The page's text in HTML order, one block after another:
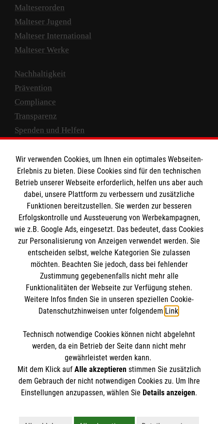
Malteserorden
Malteser Jugend
Malteser International
Malteser Werke
Nachhaltigkeit
Prävention
Compliance
Transparenz
Spenden und Helfen
Empfänger: Malteser Hilfsdienst e.V.
IBAN: DE10 3706 0120 1201 2000 12
BIC: GENODED 1PA7
Newsletter abonnieren
Cookies verwalten|AGB|Impressum|Datenschutz
Barrierefreiheit |Kontakt| Sharepoint|Mediathek
Wir verwenden Cookies, um Ihnen ein optimales Webseiten-
Erlebnis zu bieten. Diese Cookies sind für den technischen
Betrieb unserer Webseite erforderlich, helfen uns aber auch
dabei, unsere Plattform zu verbessern und zusätzliche
Funktionen bereitzustellen. Sie werden zur besseren
Erfolgskontrolle und Aussteuerung von Werbekampagnen,
wie z.B. Google Ads, eingesetzt. Das bedeutet, dass Cookies
zur Personalisierung von Anzeigen verwendet werden. Sie
entscheiden selbst, welche Kategorien Sie zulassen
möchten. Beachten Sie jedoch, dass bei fehlender
Zustimmung gegebenenfalls nicht mehr alle
Funktionalitäten der Webseite zur Verfügung stehen.
Weitere Infos finden Sie in unseren speziellen Cookie-
Datenschutzhinweisen unter folgendem Link.
Technisch notwendige Cookies können nicht abgelehnt
werden, da ein Betrieb der Seite dann nicht mehr
gewährleistet werden kann.
Mit dem Klick auf Alle akzeptierenstimmen Sie zusätzlich
dem Gebrauch der nicht notwendigen Cookies zu. Um Ihre
Einstellungen anzupassen, wählen Sie Details anzeigen.